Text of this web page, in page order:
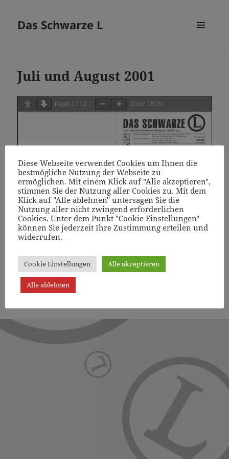
Das Schwarze L
Juli und August 2001
Page 1 / 13 Zoom 100%
Page1/13 Zoom100%
Diese Webseite verwendet Cookies um Ihnen die
bestmögliche Nutzung der Webseite zu
ermöglichen. Mit einem Klick auf "Alle akzeptieren",
stimmen Sie der Nutzung aller Cookies zu. Mit dem
Klick auf "Alle ablehnen" untersagen Sie die
Nutzung aller nicht zwingend erforderlichen
Cookies. Unter dem Punkt "Cookie Einstellungen"
können Sie jederzeit Ihre Zustimmung erteilen und
widerrufen.
Cookie Einstellungen Alle akzeptieren
Alle ablehnen